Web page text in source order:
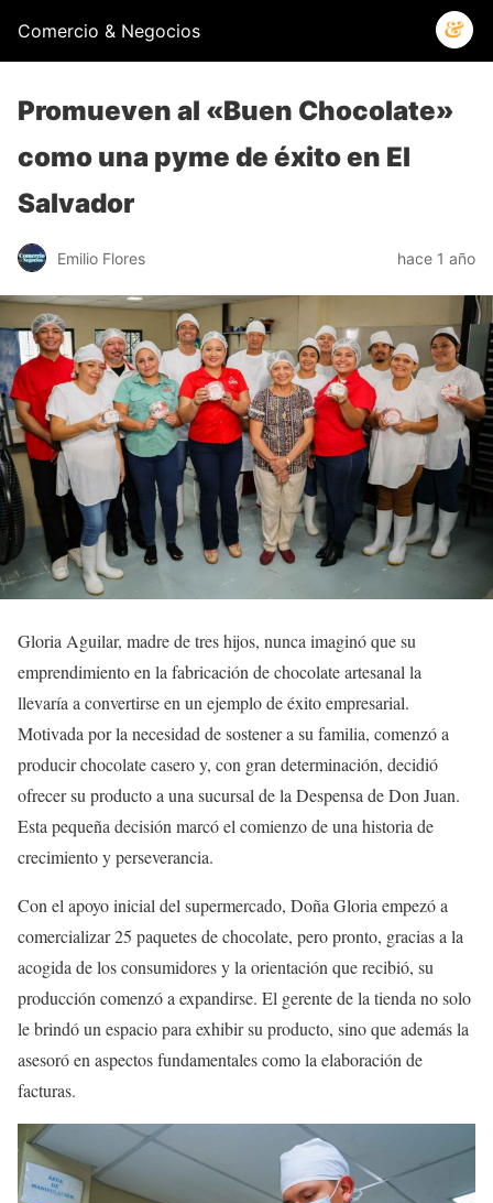
Comercio & Negocios
Promueven al «Buen Chocolate»
como una pyme de éxito en El
Salvador
Emilio Flores hace 1 año
Gloria Aguilar, madre de tres hijos, nunca imaginó que su
emprendimiento en la fabricación de chocolate artesanal la
llevaría a convertirse en un ejemplo de éxito empresarial.
Motivada por la necesidad de sostener a su familia, comenzó a
producir chocolate casero y, con gran determinación, decidió
ofrecer su producto a una sucursal de la Despensa de Don Juan.
Esta pequeña decisión marcó el comienzo de una historia de
crecimiento y perseverancia.
Con el apoyo inicial del supermercado, Doña Gloria empezó a
comercializar 25 paquetes de chocolate, pero pronto, gracias a la
acogida de los consumidores y la orientación que recibió, su
producción comenzó a expandirse. El gerente de la tienda no solo
le brindó un espacio para exhibir su producto, sino que además la
asesoró en aspectos fundamentales como la elaboración de
facturas.